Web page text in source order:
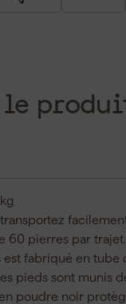
60 pierres par
fabriqué en
pieds sont munis
poudre noir